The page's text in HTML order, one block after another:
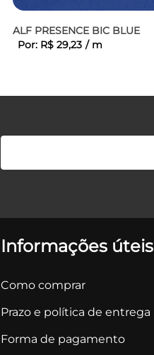
ALF PRESENCE BIC BLUE
Por: R$ 29,23 / m
Informações úteis
Como comprar
Prazo e política de entrega
Forma de pagamento